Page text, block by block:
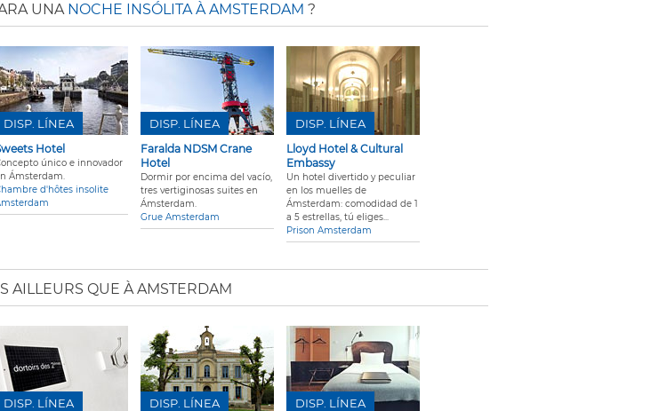
UNA NOCHE INSÓLITA À AMSTERDAM ?
Hotel
único e innovador
Ámsterdam.
d'hôtes insolite
DISP. LÍNEA
Faralda NDSM Crane
Hotel
Dormir por encima del vacío,
tres vertiginosas suites en
Ámsterdam.
Grue Amsterdam
DISP. LÍNEA
Lloyd Hotel & Cultural
Embassy
Un hotel divertido y peculiar
en los muelles de
Ámsterdam: comodidad de 1
a 5 estrellas, tú eliges...
Prison Amsterdam
DISP. LÍNEA
AILLEURS QUE À AMSTERDAM
DISP. LÍNEA DISP. LÍNEA DISP. LÍNEA